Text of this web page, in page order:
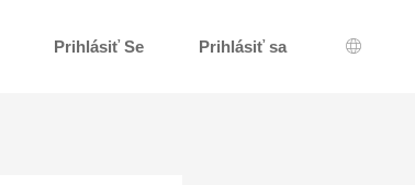
Prihlásiť Se Prihlásiť sa
Výber